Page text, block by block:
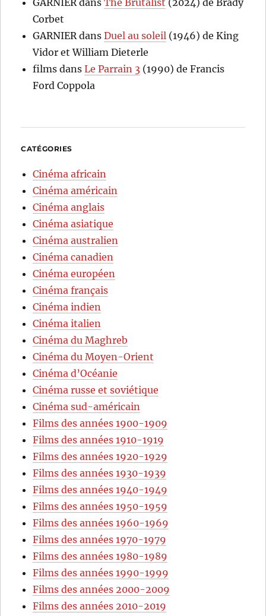
GARNIERdansThe Brutalist (2024) de Brady
Corbet
GARNIERdansDuel au soleil (1946) de King
Vidor et William Dieterle
films dansLe Parrain 3 (1990) de Francis
Ford Coppola
CATÉGORIES
Cinéma africain
Cinéma américain
Cinéma anglais
Cinéma asiatique
Cinéma australien
Cinéma canadien
Cinéma européen
Cinéma français
Cinéma indien
Cinéma italien
Cinéma du Maghreb
Cinéma du Moyen-Orient
Cinéma d’Océanie
Cinéma russe et soviétique
Cinéma sud-américain
Films des années 1900-1909
Films des années 1910-1919
Films des années 1920-1929
Films des années 1930-1939
Films des années 1940-1949
Films des années 1950-1959
Films des années 1960-1969
Films des années 1970-1979
Films des années 1980-1989
Films des années 1990-1999
Films des années 2000-2009
Films des années 2010-2019